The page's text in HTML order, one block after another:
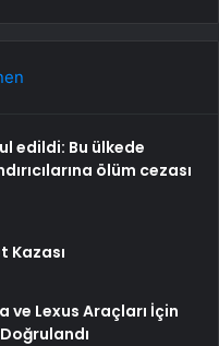
edildi: Bu ülkede
ölüm cezası
ve Lexus Araçları İçin